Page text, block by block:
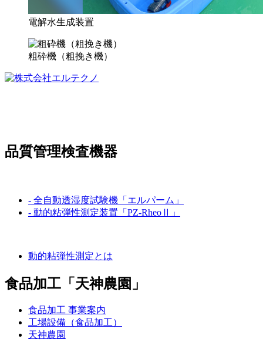
電解水生成装置
粗砕機（粗挽き機）
品質管理検査機器
- 全自動透湿度試験機「エルパーム」
- 動的粘弾性測定装置「PZ-RheoⅡ」
動的粘弾性測定とは
食品加工「天神農園」
食品加工 事業案内
工場設備（食品加工）
天神農園